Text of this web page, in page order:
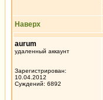
Наверх
aurum
удаленный аккаунт
Зарегистрирован:
10.04.2012
Суждений: 6892